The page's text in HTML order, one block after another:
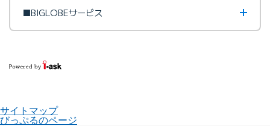
■BIGLOBEサービス
サイトマップ
びっぷるのページ